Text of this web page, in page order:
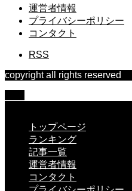
運営者情報
プライバシーポリシー
コンタクト
RSS
copyright all rights reserved
トップページ
ランキング
記事一覧
運営者情報
コンタクト